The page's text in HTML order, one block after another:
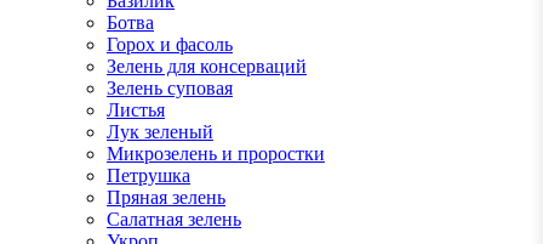
Ботва
Горох и фасоль
Зелень для консерваций
Зелень суповая
Листья
Лук зеленый
Микрозелень и проростки
Петрушка
Пряная зелень
Салатная зелень